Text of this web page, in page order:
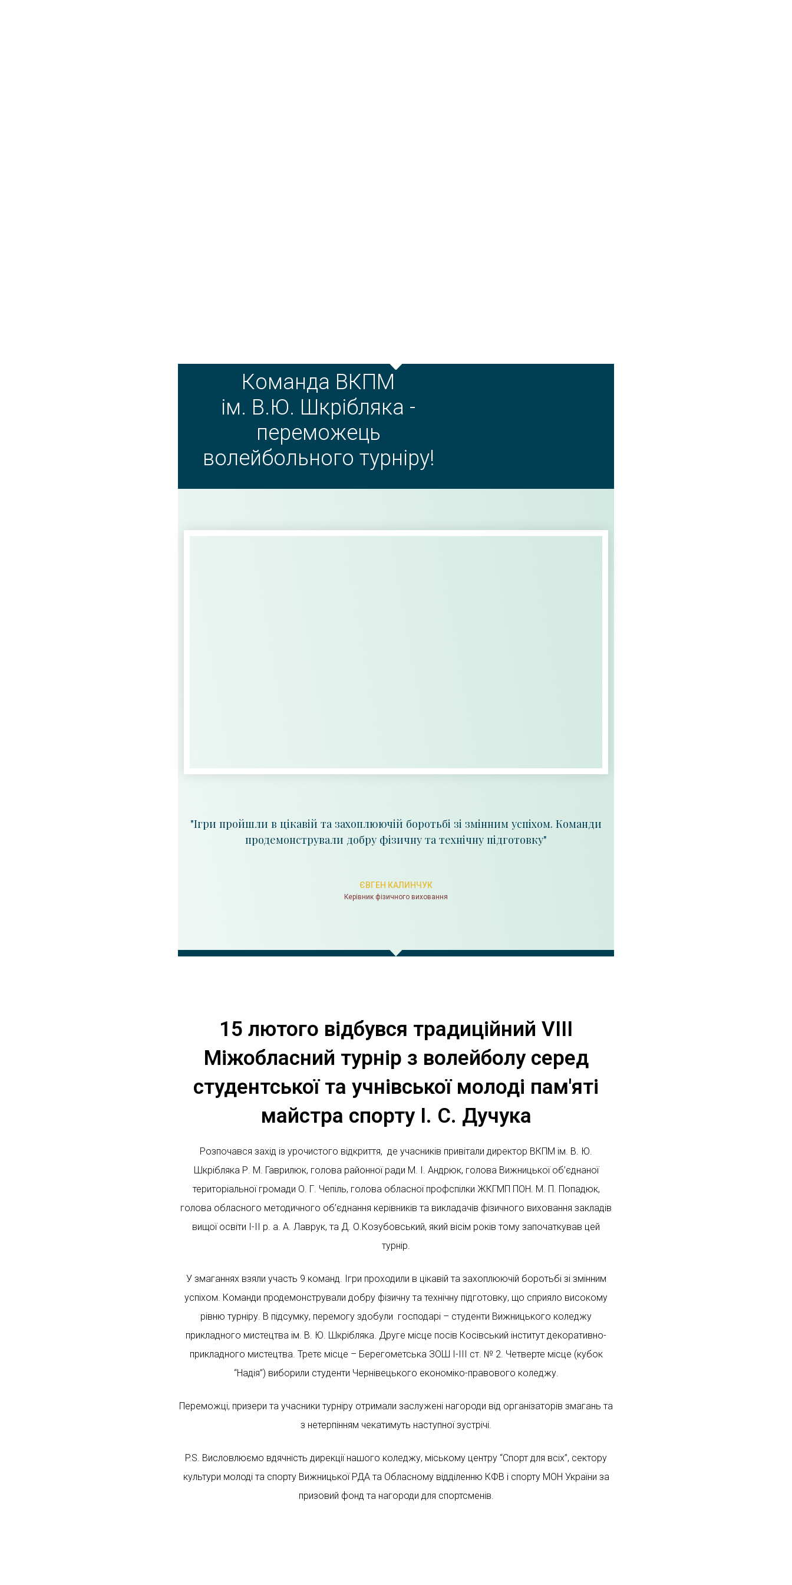
Команда ВКПМ
ім. В.Ю. Шкрібляка -
переможець
волейбольного турніру!
"Ігри пройшли в цікавій та захоплюючій боротьбі зі змінним успіхом. Команди
продемонстрували добру фізичну та технічну підготовку"
ЄВГЕН КАЛИНЧУК
Керівник фізичного виховання
15 лютого відбувся традиційний VIII
Міжобласний турнір з волейболу серед
студентської та учнівської молоді пам'яті
майстра спорту І. С. Дучука
Розпочався захід із урочистого відкриття, де учасників привітали директор ВКПМ ім. В. Ю.
Шкрібляка Р. М. Гаврилюк, голова районної ради М. І. Андрюк, голова Вижницької об’єднаної
територіальної громади О. Г. Чепіль, голова обласної профспілки ЖКГМП ПОН. М. П. Попадюк,
голова обласного методичного об’єднання керівників та викладачів фізичного виховання закладів
вищої освіти І-ІІ р. а. А. Лаврук, та Д. О.Козубовський, який вісім років тому започаткував цей
турнір.
У змаганнях взяли участь 9 команд. Ігри проходили в цікавій та захоплюючій боротьбі зі змінним
успіхом. Команди продемонстрували добру фізичну та технічну підготовку, що сприяло високому
рівню турніру. В підсумку, перемогу здобули господарі – студенти Вижницького коледжу
прикладного мистецтва ім. В. Ю. Шкрібляка. Друге місце посів Косівський інститут декоративно-
прикладного мистецтва. Третє місце – Берегометська ЗОШ І-ІІІ ст. № 2. Четверте місце (кубок
“Надія”) виборили студенти Чернівецького економіко-правового коледжу.
Переможці, призери та учасники турніру отримали заслужені нагороди від організаторів змагань та
з нетерпінням чекатимуть наступної зустрічі.
P.S. Висловлюємо вдячність дирекції нашого коледжу, міському центру “Спорт для всіх”, сектору
культури молоді та спорту Вижницької РДА та Обласному відділенню КФВ і спорту МОН України за
призовий фонд та нагороди для спортсменів.